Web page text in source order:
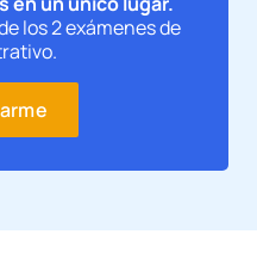
los 2 exámenes de